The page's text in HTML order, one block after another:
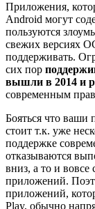
Приложения,
Android могут
пользуются
свежих версиях
поддерживать.
сих пор
вышли в 2014 и
современным
Бояться что ваши
стоит т.к. уже
поддержке
отказываются
вниз, а то и вовсе
приложений.
приложений,
Play, обычно